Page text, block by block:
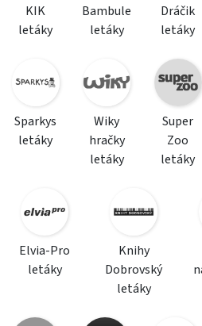
KIK
letáky
Bambule
letáky
Dráčik
letáky
Sparkys
letáky
Wiky
hračky
letáky
Super
Zoo
letáky
Elvia-Pro
letáky
Knihy
Dobrovský
letáky